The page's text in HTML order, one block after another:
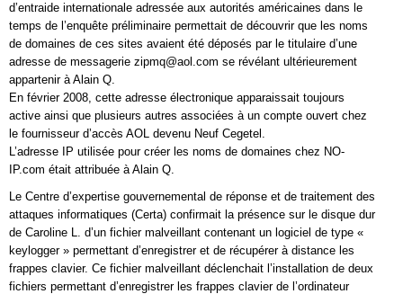
d’entraide internationale adressée aux autorités américaines dans le
temps de l’enquête préliminaire permettait de découvrir que les noms
de domaines de ces sites avaient été déposés par le titulaire d’une
adresse de messagerie zipmq@aol.com se révélant ultérieurement
appartenir à Alain Q.
En février 2008, cette adresse électronique apparaissait toujours
active ainsi que plusieurs autres associées à un compte ouvert chez
le fournisseur d’accès AOL devenu Neuf Cegetel.
L’adresse IP utilisée pour créer les noms de domaines chez NO-
IP.com était attribuée à Alain Q.
Le Centre d’expertise gouvernemental de réponse et de traitement des
attaques informatiques (Certa) confirmait la présence sur le disque dur
de Caroline L. d’un fichier malveillant contenant un logiciel de type «
keylogger » permettant d’enregistrer et de récupérer à distance les
frappes clavier. Ce fichier malveillant déclenchait l’installation de deux
fichiers permettant d’enregistrer les frappes clavier de l’ordinateur